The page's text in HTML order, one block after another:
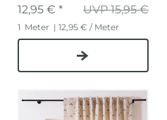
UVP 15,95 €
12,95 € *
1 Meter | 12,95 € / Meter